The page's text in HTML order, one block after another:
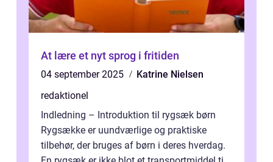
At lære et nyt sprog i fritiden
04 september 2025
Katrine Nielsen
redaktionel
Indledning – Introduktion til rygsæk børn
Rygsække er uundværlige og praktiske
tilbehør, der bruges af børn i deres hverdag.